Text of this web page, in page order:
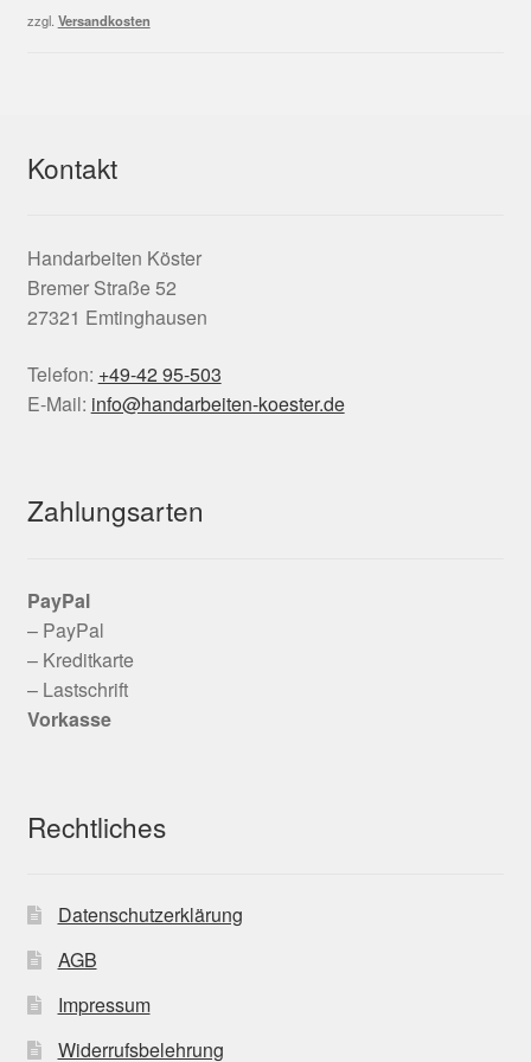
2,50 €1,50 €.
zzgl. Versandkosten
Kontakt
Handarbeiten Köster
Bremer Straße 52
27321 Emtinghausen
Telefon: +49-42 95-503
E-Mail: info@handarbeiten-koester.de
Zahlungsarten
PayPal
– PayPal
– Kreditkarte
– Lastschrift
Vorkasse
Rechtliches
Datenschutzerklärung
AGB
Impressum
Widerrufsbelehrung